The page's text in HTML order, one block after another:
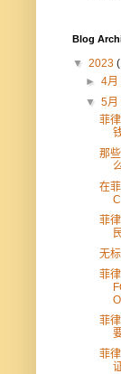
Blog
▼ 2023
►4
▼5
菲
那
在
菲
无
菲
菲
菲